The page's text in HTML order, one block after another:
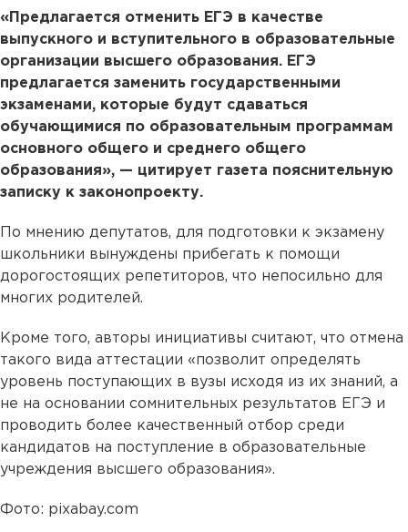
«Предлагается отменить ЕГЭ в качестве
выпускного и вступительного в образовательные
организации высшего образования. ЕГЭ
предлагается заменить государственными
экзаменами, которые будут сдаваться
обучающимися по образовательным программам
основного общего и среднего общего
образования», — цитирует газета пояснительную
записку к законопроекту.
По мнению депутатов, для подготовки к экзамену
школьники вынуждены прибегать к помощи
дорогостоящих репетиторов, что непосильно для
многих родителей.
Кроме того, авторы инициативы считают, что отмена
такого вида аттестации «позволит определять
уровень поступающих в вузы исходя из их знаний, а
не на основании сомнительных результатов ЕГЭ и
проводить более качественный отбор среди
кандидатов на поступление в образовательные
учреждения высшего образования».
Фото: pixabay.com